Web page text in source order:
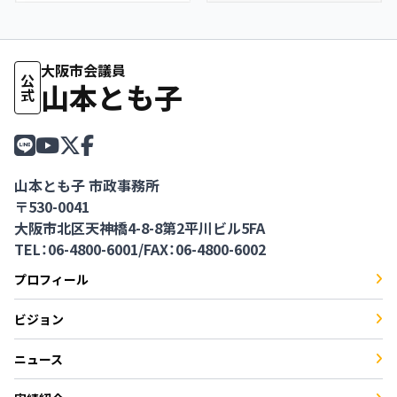
公式
大阪市会議員
山本とも子
山本とも子 市政事務所
〒530-0041
大阪市北区天神橋4-8-8第2平川ビル5FA
TEL：06-4800-6001/FAX：06-4800-6002
プロフィール
ビジョン
ニュース